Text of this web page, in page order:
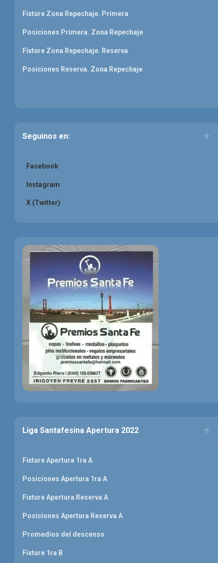
Fixture Zona Repechaje. Primera
Posiciones Primera. Zona Repechaje
Fixture Zona Repechaje. Reserva
Posiciones Reserva. Zona Repechaje
Seguinos en:
Facebook
Instagram
X (Twitter)
Liga Santafesina Apertura 2022
Fixture Apertura 1ra A
Posiciones Apertura 1ra A
Fixture Apertura Reserva A
Posiciones Apertura Reserva A
Promedios del descenso
Fixture 1ra B